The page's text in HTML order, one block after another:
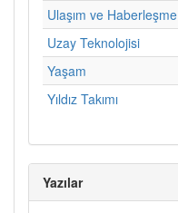
Ulaşım ve Haberleşme
Uzay Teknolojisi
Yaşam
Yıldız Takımı
Yazılar